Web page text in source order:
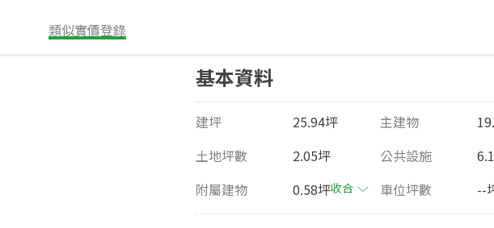
類似實價登錄
基本資料
建坪 25.94坪 主建物
土地坪數
2.05坪 公共設施
附屬建物
0.58坪收合 車位坪數 --